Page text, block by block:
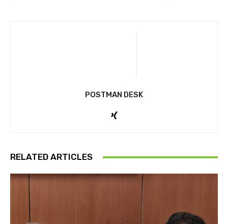
POSTMAN DESK
RELATED ARTICLES